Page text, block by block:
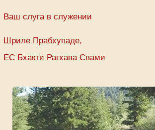
Ваш слуга в служении
Шриле Прабхупаде,
ЕС Бхакти Рагхава Свами